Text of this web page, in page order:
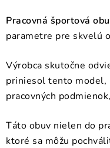
Pracovná športová
parametre pre skvelú
Výrobca skutočne
priniesol tento model,
pracovných
Táto obuv nielen do
ktoré sa môžu